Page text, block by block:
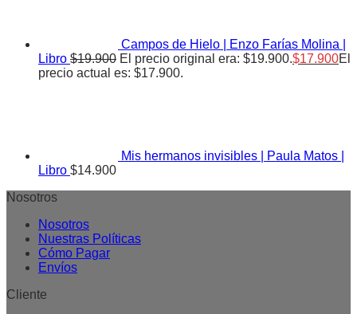
Campos de Hielo | Enzo Farías Molina |
Libro $19.900 El precio original era: $19.900.$17.900El
precio actual es: $17.900.
Mis hermanos invisibles | Paula Matos |
Libro $14.900
Nosotros
Nosotros
Nuestras Políticas
Cómo Pagar
Envíos
Cliente